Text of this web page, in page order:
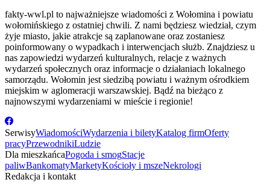
fakty-wwl.pl to najważniejsze wiadomości z Wołomina i powiatu
wołomińskiego z ostatniej chwili. Z nami będziesz wiedział, czym
żyje miasto, jakie atrakcje są zaplanowane oraz zostaniesz
poinformowany o wypadkach i interwencjach służb. Znajdziesz u
nas zapowiedzi wydarzeń kulturalnych, relacje z ważnych
wydarzeń społecznych oraz informacje o działaniach lokalnego
samorządu. Wołomin jest siedzibą powiatu i ważnym ośrodkiem
miejskim w aglomeracji warszawskiej. Bądź na bieżąco z
najnowszymi wydarzeniami w mieście i regionie!
SerwisyWiadomościWydarzenia i biletyKatalog firmOferty
pracyPrzewodnikiLudzie
Dla mieszkańcaPogoda i smogStacje
paliwBankomatyMarketyKościoły i mszeNekrologi
Redakcja i kontakt